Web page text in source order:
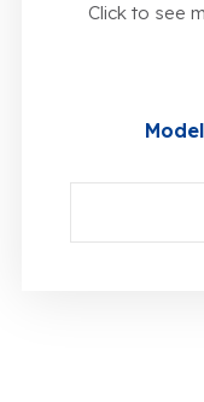
Click to see